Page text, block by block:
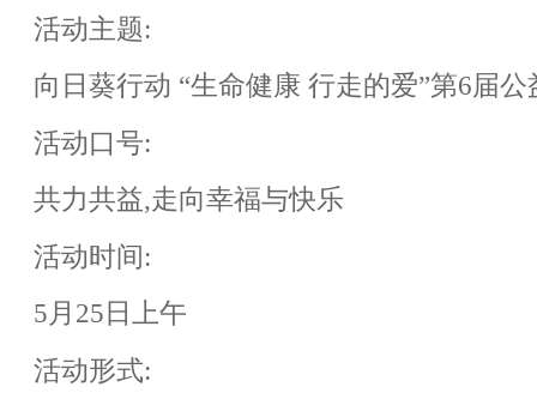
活动主题:
向日葵行动 “生命健康 行走的爱”第6届
活动口号:
共力共益,走向幸福与快乐
活动时间:
5月25日上午
活动形式: